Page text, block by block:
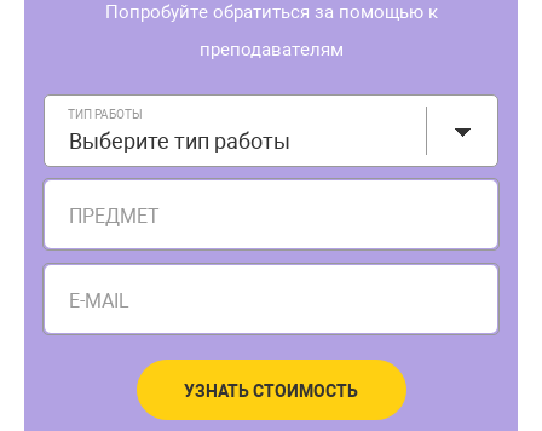
Попробуйте обратиться за помощью к
преподавателям
ТИП РАБОТЫ
Выберите тип работы
ПРЕДМЕТ
E-MAIL
УЗНАТЬ СТОИМОСТЬ